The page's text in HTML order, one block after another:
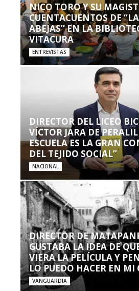
NICO TORO Y SU
CUENTACUENTOS DE
ABEJAS” EN LA
VITACURA
ENTREVISTAS
DIRECTOR DEL LICEO
VÍCTOR JARA DE
ESCUELA ES LA GRAN
DEL TEJIDO SOCIAL”
NACIONAL
DIRECTOR DE
GUSTABA LA IDEA DE
VIERA LA PELÍCULA Y
LO PUEDO HACER EN MI
VANGUARDIA